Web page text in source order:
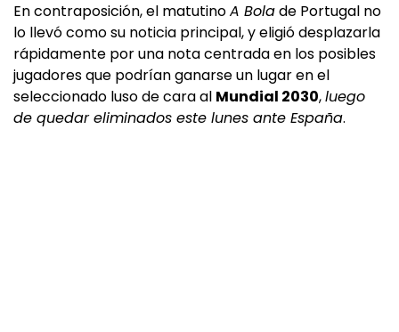
En contraposición, el matutinoA Bolade Portugal no
lo llevó como su noticia principal, y eligió desplazarla
rápidamente por una nota centrada en los posibles
jugadores que podrían ganarse un lugar en el
seleccionado luso de cara al Mundial 2030,luego
de quedar eliminados este lunes ante España.